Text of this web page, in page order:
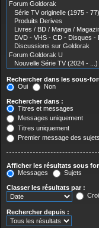
Rechercher dans les sous-
Oui
Non
Rechercher dans :
Titres et messages
Messages uniquement
Titres uniquement
Premier message des
Afficher les résultats sous
Messages
Sujets
Classer les résultats par :
Rechercher depuis :